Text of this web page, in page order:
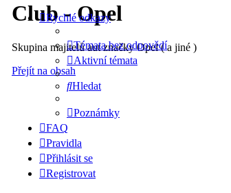
Club - Opel
Skupina majitelů aut značky Opel ( a jiné )
Přejít na obsah
Rychlé odkazy
Témata bez odpovědí
Aktivní témata
Hledat
Poznámky
FAQ
Pravidla
Přihlásit se
Registrovat